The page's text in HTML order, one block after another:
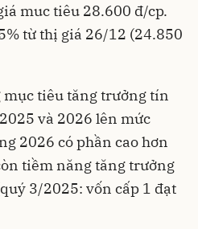
muc tiêu 28.600 đ/cp.
từ thị giá 26/12 (24.850
mục tiêu tăng trưởng tín
và 2026 lên mức
2026 có phần cao hơn
tiềm năng tăng trưởng
3/2025: vốn cấp 1 đạt